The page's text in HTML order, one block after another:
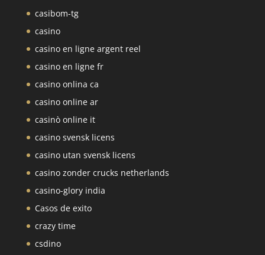
casibom-tg
casino
casino en ligne argent reel
casino en ligne fr
casino onlina ca
casino online ar
casinò online it
casino svensk licens
casino utan svensk licens
casino zonder crucks netherlands
casino-glory india
Casos de exito
crazy time
csdino